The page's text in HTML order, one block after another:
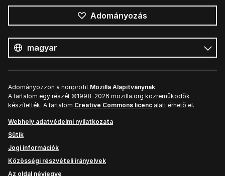
Adományozás
nyelv
Nyelv
Adományozzon a nonprofit Mozilla Alapítványnak.
A tartalom egy részét ©1998–2026 mozilla.org közreműködők
készítették. A tartalom Creative Commons licenc alatt érhető el.
Webhely adatvédelmi nyilatkozata
Sütik
Jogi információk
Közösségi részvételi irányelvek
Az oldal névjegye